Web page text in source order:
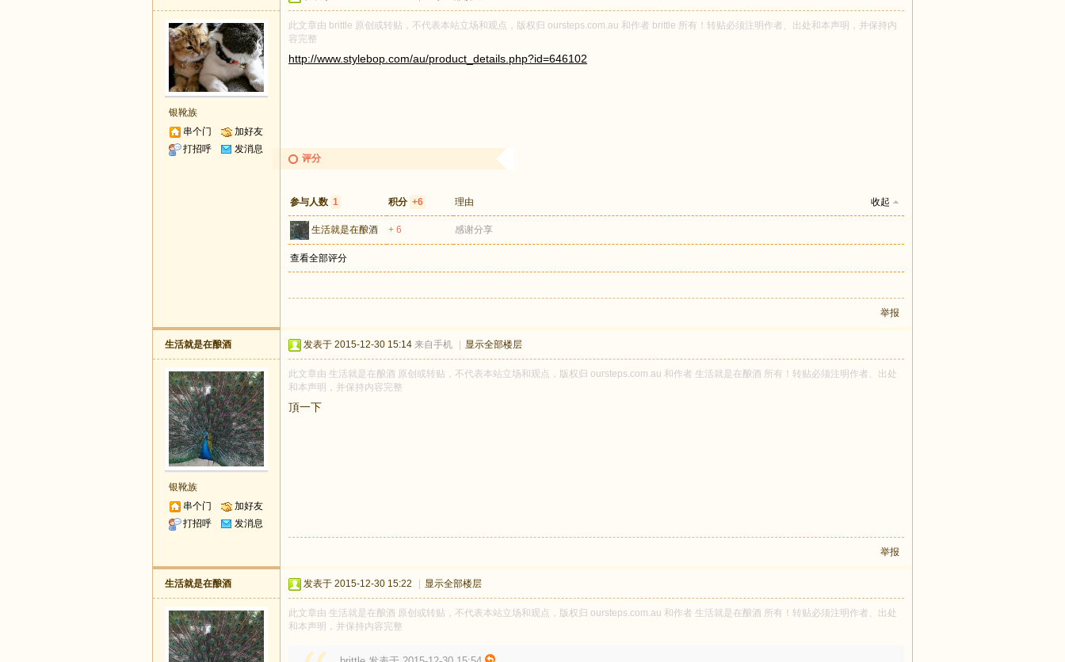
银靴族
串个门
加好友
打招呼
发消息
此文章由 brittle 原创或转贴，不代表本站立场和观点，版权归 oursteps.com.au 和作者 brittle 所有！转贴必须注明作者、出处和本声明，并保持内
容完整
http://www.stylebop.com/au/product_details.php?id=646102
评分
参与人数 1 积分 +6 收起
理由
生活就是在酿酒 + 6 感谢分享
查看全部评分
举报
生活就是在酿酒
银靴族
串个门
加好友
打招呼
发消息
发表于 2015-12-30 15:14 来自手机 显示全部楼层
此文章由 生活就是在酿酒 原创或转贴，不代表本站立场和观点，版权归 oursteps.com.au 和作者 生活就是在酿酒 所有！转贴必须注明作者、出处
和本声明，并保持内容完整
頂一下
举报
生活就是在酿酒 发表于 2015-12-30 15:22 显示全部楼层
此文章由 生活就是在酿酒 原创或转贴，不代表本站立场和观点，版权归 oursteps.com.au 和作者 生活就是在酿酒 所有！转贴必须注明作者、出处
和本声明，并保持内容完整